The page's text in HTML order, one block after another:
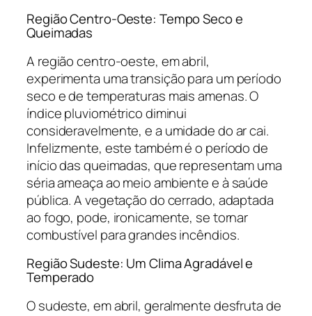
Região Centro-Oeste: Tempo Seco e
Queimadas
A região centro-oeste, em abril,
experimenta uma transição para um período
seco e de temperaturas mais amenas. O
índice pluviométrico diminui
consideravelmente, e a umidade do ar cai.
Infelizmente, este também é o período de
início das queimadas, que representam uma
séria ameaça ao meio ambiente e à saúde
pública. A vegetação do cerrado, adaptada
ao fogo, pode, ironicamente, se tornar
combustível para grandes incêndios.
Região Sudeste: Um Clima Agradável e
Temperado
O sudeste, em abril, geralmente desfruta de